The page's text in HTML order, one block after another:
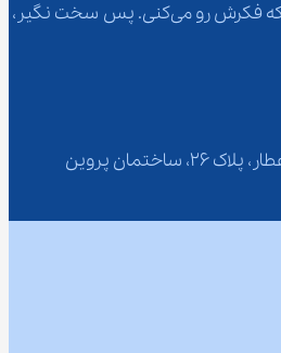
آسون‌تر و باحال‌تر از چیزیه که فکرش رو می‌کنی. پس سخت نگیر،
تهران، میدان عطار، خیابان عطار، پلاک 26، ساختمان پروین